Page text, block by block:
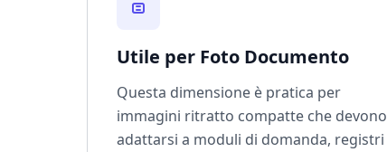
Utile per Foto Documento
Questa dimensione è pratica per
immagini ritratto compatte che devono
adattarsi a moduli di domanda, registri